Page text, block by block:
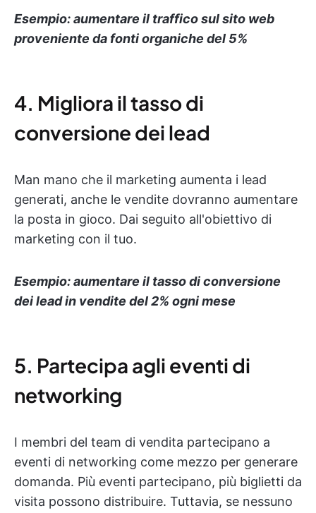
Esempio: aumentare il traffico sul sito web
proveniente da fonti organiche del 5%
4. Migliora il tasso di
conversione dei lead
Man mano che il marketing aumenta i lead
generati, anche le vendite dovranno aumentare
la posta in gioco. Dai seguito all'obiettivo di
marketing con il tuo.
Esempio: aumentare il tasso di conversione
dei lead in vendite del 2% ogni mese
5. Partecipa agli eventi di
networking
I membri del team di vendita partecipano a
eventi di networking come mezzo per generare
domanda. Più eventi partecipano, più biglietti da
visita possono distribuire. Tuttavia, se nessuno